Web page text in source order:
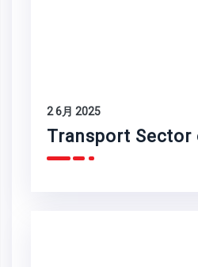
2 6月 2025
Transport Sector